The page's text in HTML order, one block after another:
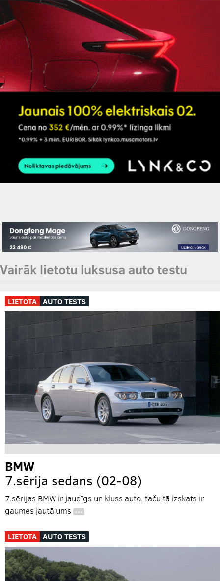
Vairāk lietotu luksusa auto testu
LIETOTA AUTO TESTS
BMW
7.sērija sedans (02-08)
7.sērijas BMW ir jaudīgs un kluss auto, taču tā izskats ir
gaumes jautājums …
LIETOTA AUTO TESTS